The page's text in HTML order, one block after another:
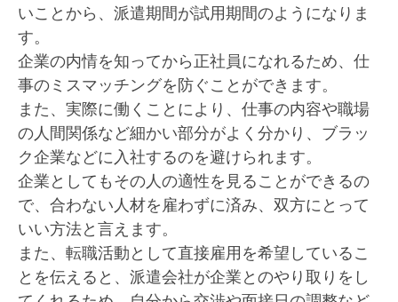
いことから、派遣期間が試用期間のようになりま
す。
企業の内情を知ってから正社員になれるため、仕
事のミスマッチングを防ぐことができます。
また、実際に働くことにより、仕事の内容や職場
の人間関係など細かい部分がよく分かり、ブラッ
ク企業などに入社するのを避けられます。
企業としてもその人の適性を見ることができるの
で、合わない人材を雇わずに済み、双方にとって
いい方法と言えます。
また、転職活動として直接雇用を希望しているこ
とを伝えると、派遣会社が企業とのやり取りをし